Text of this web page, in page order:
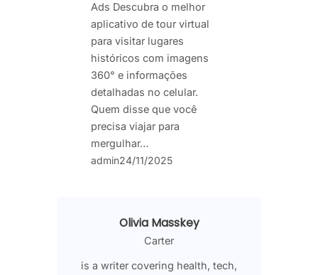
Ads Descubra o melhor
aplicativo de tour virtual
para visitar lugares
históricos com imagens
360° e informações
detalhadas no celular.
Quem disse que você
precisa viajar para
mergulhar…
admin24/11/2025
Olivia Masskey
Carter
is a writer covering health, tech,